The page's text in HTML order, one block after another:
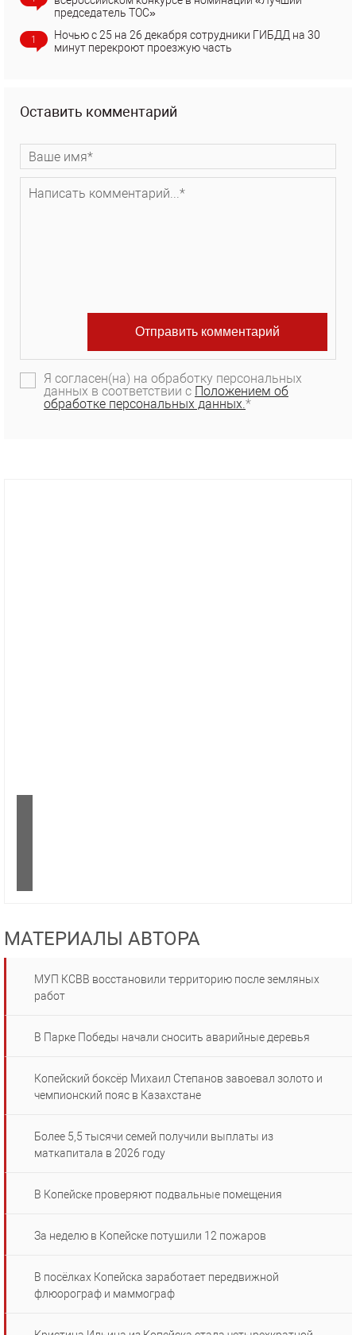
председатель ТОС»
1
Ночью с 25 на 26 декабря сотрудники ГИБДД на 30
минут перекроют проезжую часть
Оставить комментарий
Я согласен(на) на обработку персональных
данных в соответствии с Положением об
обработке персональных данных.*
МАТЕРИАЛЫ АВТОРА
МУП КСВВ восстановили территорию после земляных
работ
В Парке Победы начали сносить аварийные деревья
Копейский боксёр Михаил Степанов завоевал золото и
чемпионский пояс в Казахстане
Более 5,5 тысячи семей получили выплаты из
маткапитала в 2026 году
В Копейске проверяют подвальные помещения
За неделю в Копейске потушили 12 пожаров
В посёлках Копейска заработает передвижной
флюорограф и маммограф